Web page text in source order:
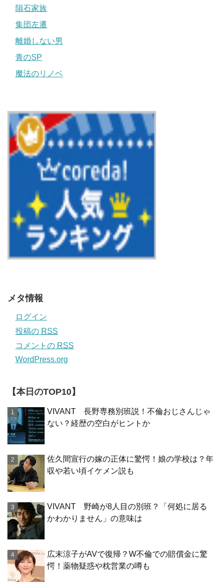
隕石家族
集団左遷
離婚しない男
青のSP
魔法のリノベ
メタ情報
ログイン
投稿の RSS
コメントの RSS
WordPress.org
【本日のTOP10】
VIVANT 長野専務別班説！不倫おじさんじゃ
ない？経歴の空白がヒントか
佐久間宣行の嫁の正体に驚愕！娘の学校は？年
収や若い頃イケメン説も
VIVANT 野崎が8人目の別班？「何処に居る
かわかりません」の意味は
広末涼子がAVで復帰？W不倫での賠償金に驚
愕！薬物疑惑や枕営業の噂も